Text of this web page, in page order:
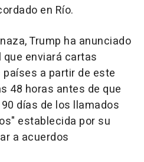
en Río.
Trump ha anunciado
enviará cartas
a partir de este
48 horas antes de que
días de los llamados
establecida por su
a acuerdos